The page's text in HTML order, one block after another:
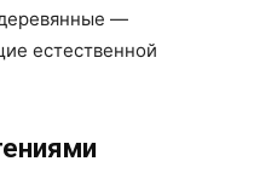
—
естественной